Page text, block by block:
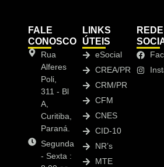
FALE
CONOSCO
Rua
Alferes
Poli,
311 - Bl
A,
Curitiba,
Paraná.
Segunda
- Sexta :
LINKS
ÚTEIS
eSocial
CREA/PR
CRM/PR
CFM
CNES
CID-10
NR’s
MTE
REDE